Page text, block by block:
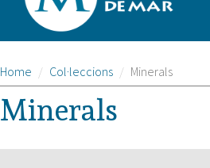
Home Col·leccions Minerals
Minerals